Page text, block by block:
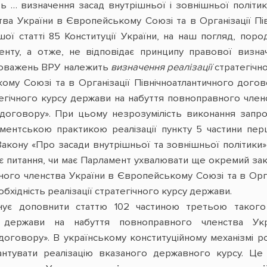
… визначення засад внутрішньої і зовнішньої
України в Європейському Союзі та в Організації
статті 85 Конституції України, на наш погляд,
а отже, не відповідає принципу правової
ВРУ належить визначення реалізації
Союзі та в Організації Північноатлантичного
курсу держави на набуття повноправного
договору». При цьому незрозумілість виконання
практикою реалізації пункту 5 частини
«Про засади внутрішньої та зовнішньої
питання, чи має Парламент ухвалювати ще окремий
членства України в Європейському Союзі та в
реалізації стратегічного курсу держави.
доповнити статтю 102 частиною третьою такого
держави на набуття повноправного членства
В українському конституційному
реалізацію вказаного державного курсу.